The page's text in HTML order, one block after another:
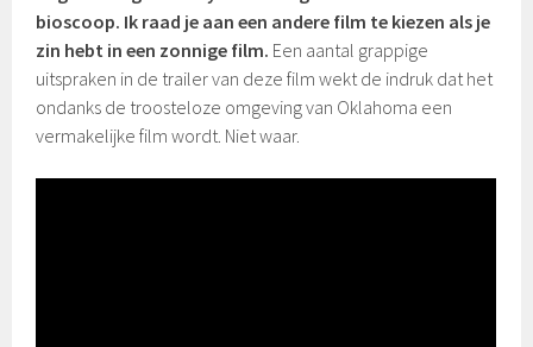
bioscoop. Ik raad je aan een andere film te kiezen als je
zin hebt in een zonnige film. Een aantal grappige
uitspraken in de trailer van deze film wekt de indruk dat het
ondanks de troosteloze omgeving van Oklahoma een
vermakelijke film wordt. Niet waar.